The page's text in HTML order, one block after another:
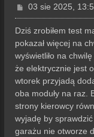
P
o
s
t
03 sie 2025,
Dziś zrobiłem test
pokazał więcej na
wyświetliło na
że elektrycznie jest
wtorek przyjadą
oba moduły na raz.
strony kierowcy
wyjadę by
garażu nie otworze